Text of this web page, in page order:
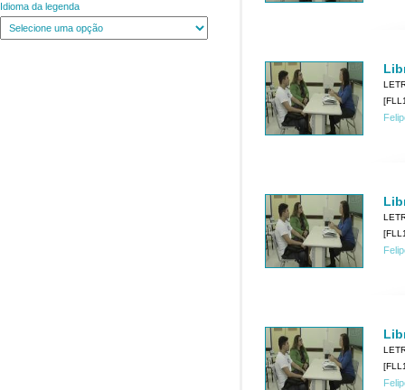
Idioma da legenda